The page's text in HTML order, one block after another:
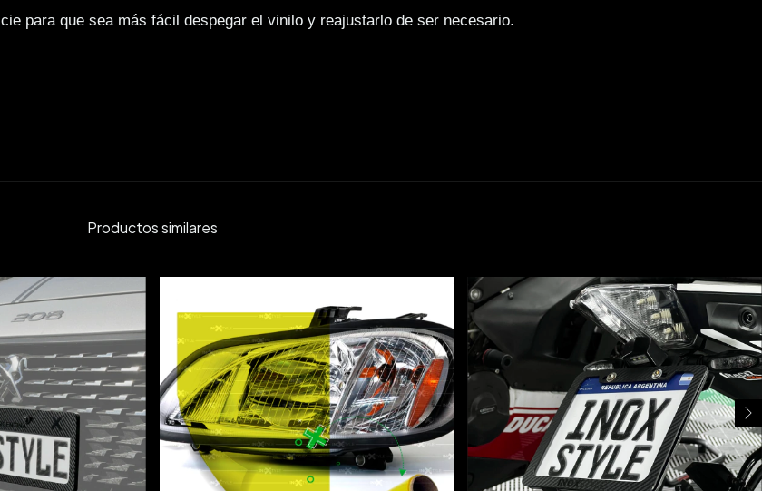
para que sea más fácil despegar el vinilo y reajustarlo de ser necesario.
Productos similares